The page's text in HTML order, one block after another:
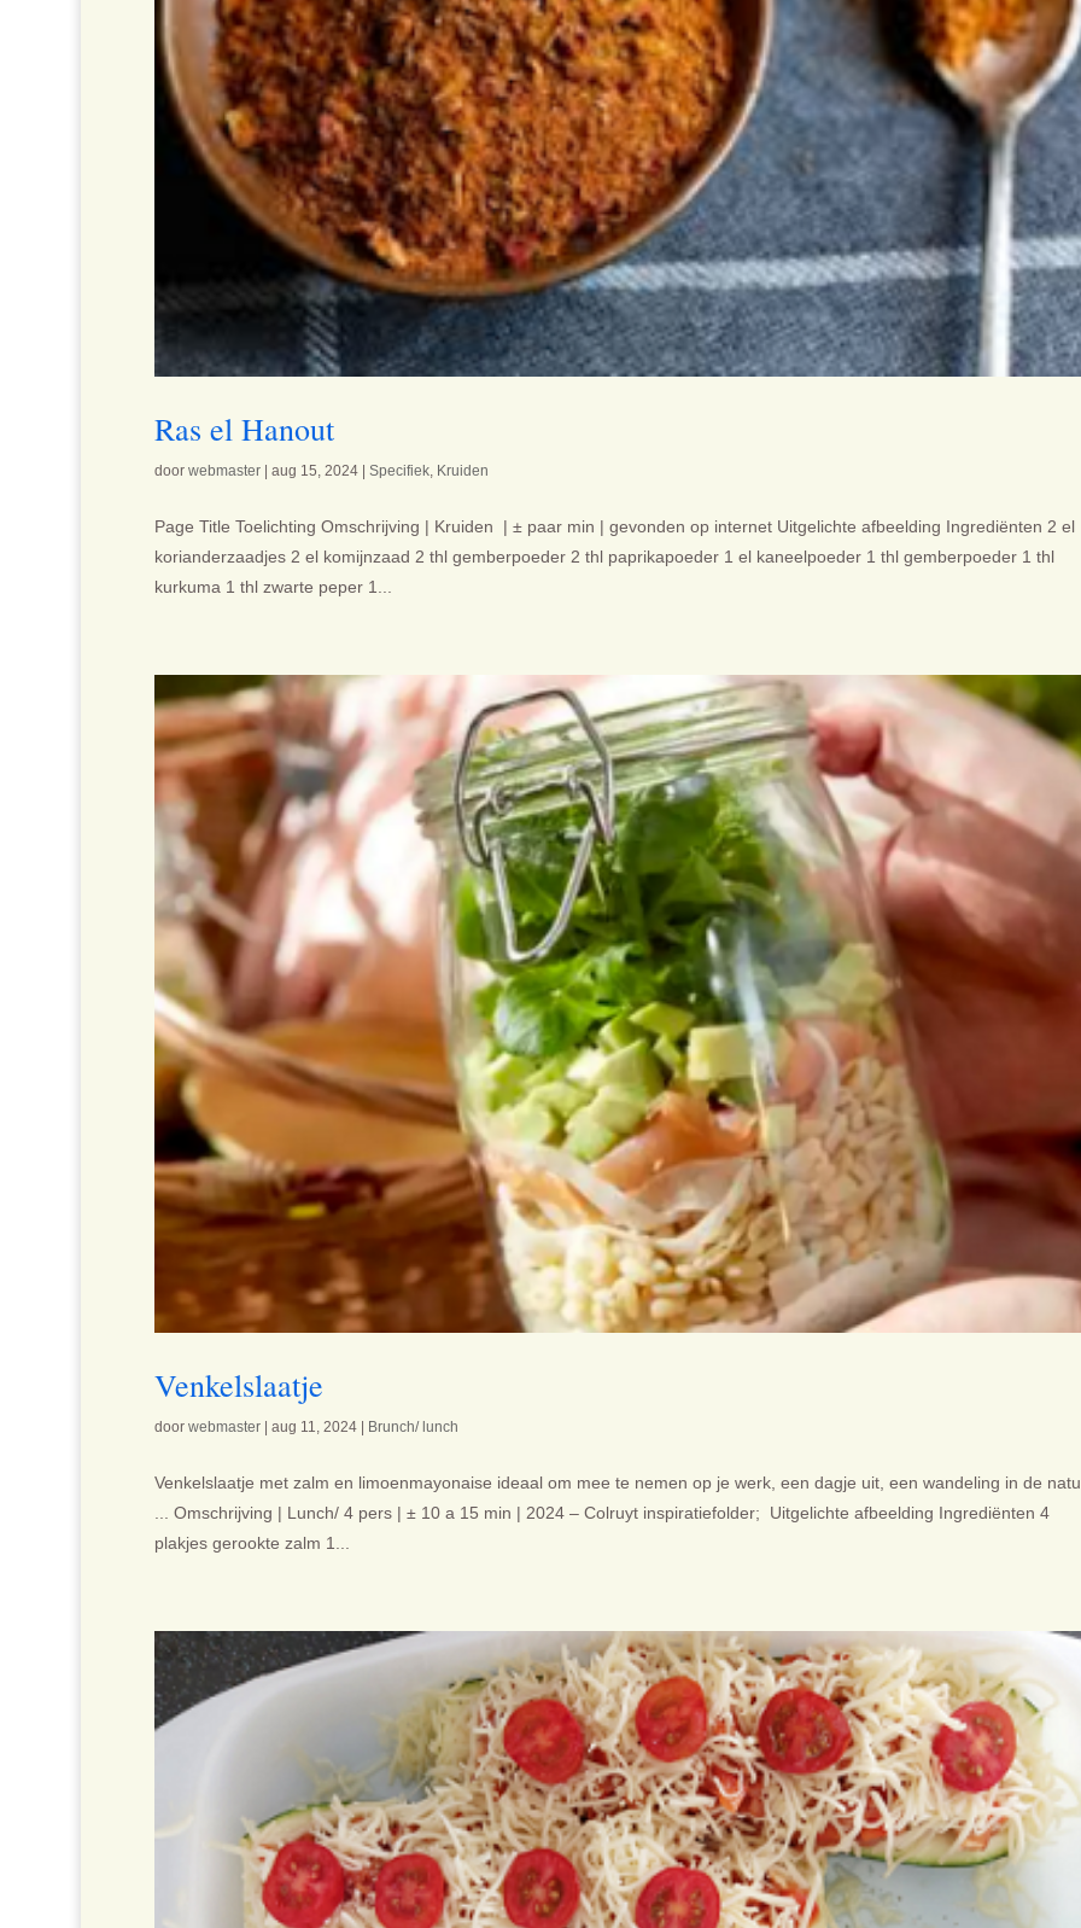
Ras el Hanout
door webmaster| aug 15, 2024| Specifiek, Kruiden
Page Title Toelichting Omschrijving | Kruiden | ± paar min | gevonden op internet Uitgelichte afbeelding Ingrediënten 2 el
korianderzaadjes 2 el komijnzaad 2 thl gemberpoeder 2 thl paprikapoeder 1 el kaneelpoeder 1 thl gemberpoeder 1 thl
kurkuma 1 thl zwarte peper 1...
Venkelslaatje
door webmaster| aug 11, 2024| Brunch/ lunch
Venkelslaatje met zalm en limoenmayonaise ideaal om mee te nemen op je werk, een dagje uit, een wandeling in de
... Omschrijving | Lunch/ 4 pers | ± 10 a 15 min | 2024 – Colruyt inspiratiefolder; Uitgelichte afbeelding Ingrediënten 4
plakjes gerookte zalm 1...